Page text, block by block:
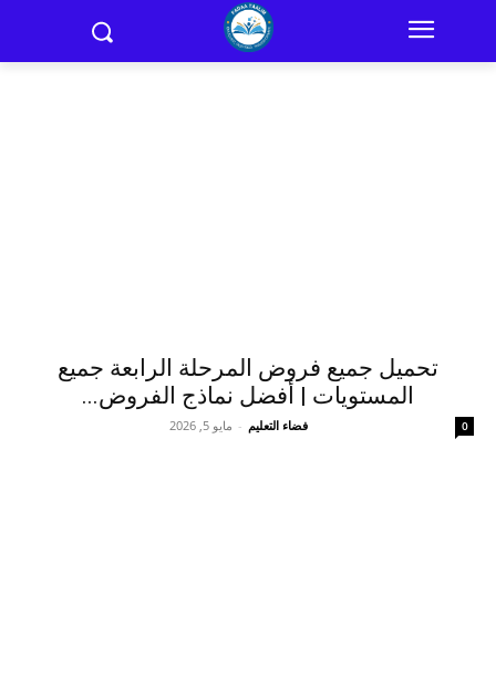
تحميل جميع فروض المرحلة الرابعة جميع
المستويات | أفضل نماذج الفروض...
فضاء التعليم - مايو 5, 2026 0